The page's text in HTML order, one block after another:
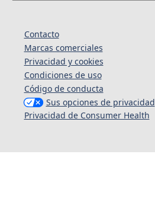
Contacto
Marcas comerciales
Privacidad y cookies
Condiciones de uso
Código de conducta
Sus opciones de privacidad
Privacidad de Consumer Health